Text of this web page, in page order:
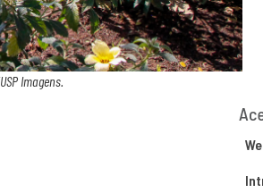
Imagens.